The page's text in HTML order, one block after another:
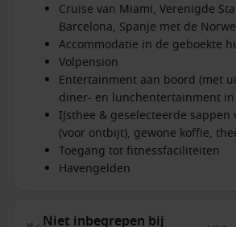
Cruise van Miami, Verenigde
Barcelona, Spanje met de
Accommodatie in de geboekte
Volpension
Entertainment aan boord (met
diner- en lunchentertainment
IJsthee & geselecteerde
(voor ontbijt), gewone koffie,
Toegang tot fitnessfaciliteiten
Havengelden
Niet inbegrepen bij